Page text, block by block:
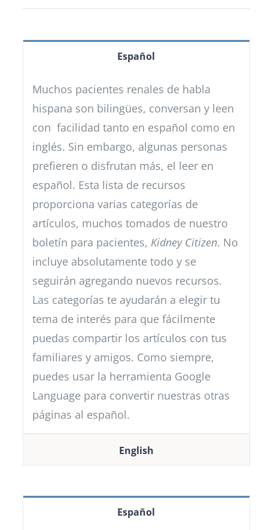
Español
Muchos pacientes renales de habla
hispana son bilingües, conversan y leen
con facilidad tanto en español como en
inglés. Sin embargo, algunas personas
prefieren o disfrutan más, el leer en
español. Esta lista de recursos
proporciona varias categorías de
artículos, muchos tomados de nuestro
boletín para pacientes, Kidney Citizen. No
incluye absolutamente todo y se
seguirán agregando nuevos recursos.
Las categorías te ayudarán a elegir tu
tema de interés para que fácilmente
puedas compartir los artículos con tus
familiares y amigos. Como siempre,
puedes usar la herramienta Google
Language para convertir nuestras otras
páginas al español.
English
Español